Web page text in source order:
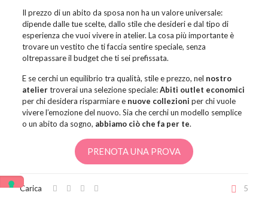
Il prezzo di un abito da sposa non ha un valore universale:
dipende dalle tue scelte, dallo stile che desideri e dal tipo di
esperienza che vuoi vivere in atelier. La cosa più importante è
trovare un vestito che ti faccia sentire speciale, senza
oltrepassare il budget che ti sei prefissata.
E se cerchi un equilibrio tra qualità, stile e prezzo, nel nostro
ateliertroverai una selezione speciale:Abiti outlet economici
per chi desidera risparmiare e nuove collezioni per chi vuole
vivere l’emozione del nuovo. Sia che cerchi un modello semplice
o un abito da sogno, abbiamo ciò che fa per te.
PRENOTA UNA PROVA
Carica 5